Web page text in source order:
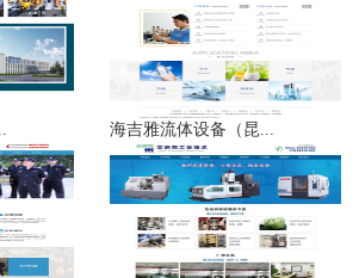
海吉雅流体设备（昆...